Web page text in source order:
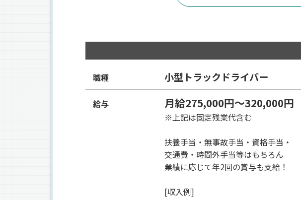
職種 小型トラックドライバー
給与 月給275,000円～320,000円
※上記は固定残業代含む
扶養手当・無事故手当・資格手当・
交通費・時間外手当等はもちろん
業績に応じて年2回の賞与も支給！
[収入例]